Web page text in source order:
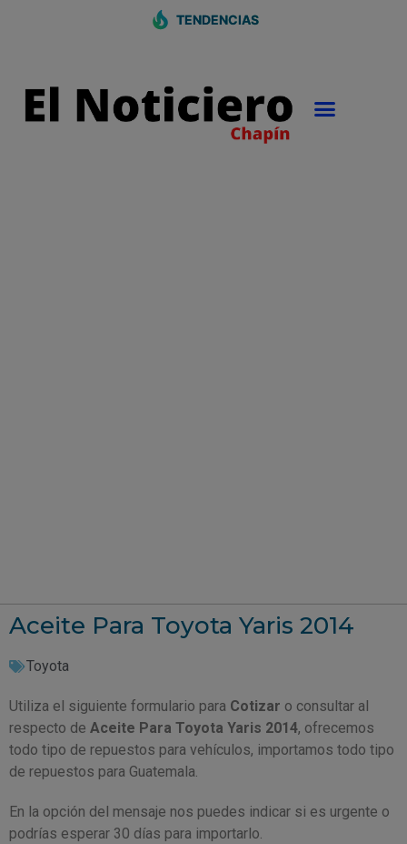
TENDENCIAS
Aceite Para Toyota Yaris 2014
Toyota
Utiliza el siguiente formulario para Cotizar o consultar al
respecto de Aceite Para Toyota Yaris 2014, ofrecemos
todo tipo de repuestos para vehículos, importamos todo tipo
de repuestos para Guatemala.
En la opción del mensaje nos puedes indicar si es urgente o
podrías esperar 30 días para importarlo.